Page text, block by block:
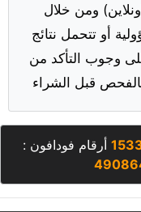
ومن خلال
أو تتحمل نتائج
وجوب التأكد من
أرقام فودافون :